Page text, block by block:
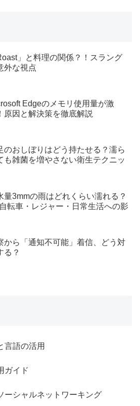
」と料理の関係？！スラング
外な視点
Edgeのメモリ使用量が激
原因と解決策を徹底解説
のおしぼりはどう持たせる？濡ら
も雑菌を増やさない衛生テクニッ
量3mmの雨はどれくらい濡れる？
転車・レジャー・日常生活への影
から「通知不可能」着信、どう対
る？
言語の活用
ガイド
ーシャルネットワーキング